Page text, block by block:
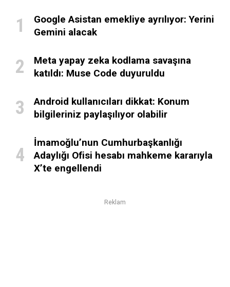
Google Asistan emekliye ayrılıyor: Yerini
Gemini alacak
Meta yapay zeka kodlama savaşına
katıldı: Muse Code duyuruldu
Android kullanıcıları dikkat: Konum
bilgileriniz paylaşılıyor olabilir
İmamoğlu’nun Cumhurbaşkanlığı
Adaylığı Ofisi hesabı mahkeme kararıyla
X’te engellendi
Reklam